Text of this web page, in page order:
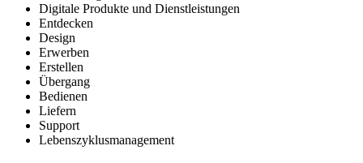
Digitale Produkte und Dienstleistungen
Entdecken
Design
Erwerben
Erstellen
Übergang
Bedienen
Liefern
Support
Lebenszyklusmanagement